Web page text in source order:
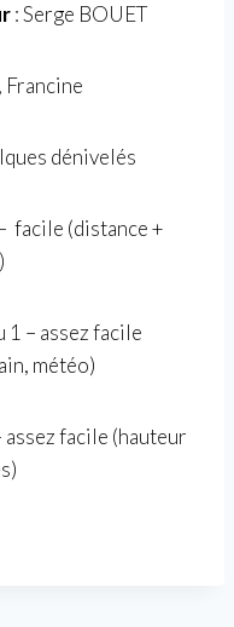
: Serge BOUET
dénivelés
facile (distance +
1 – assez facile
météo)
assez facile (hauteur